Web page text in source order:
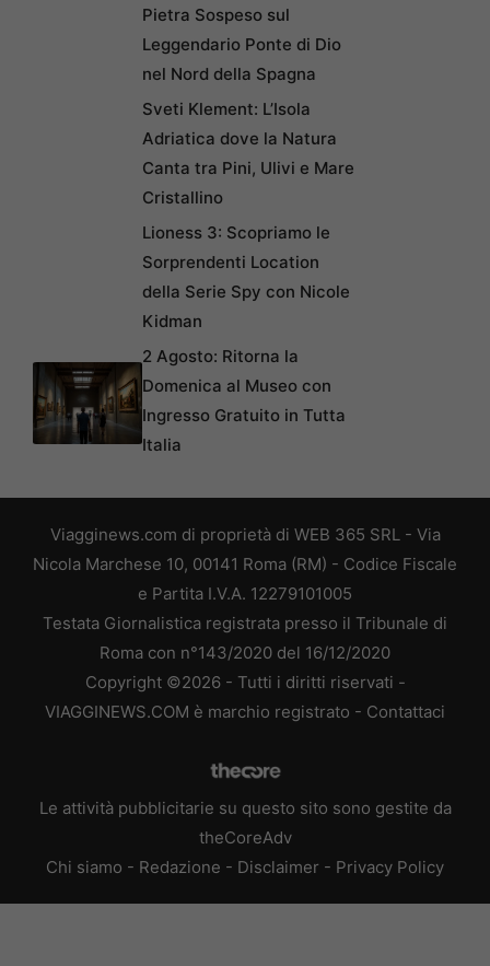
Pietra Sospeso sul
Leggendario Ponte di Dio
nel Nord della Spagna
Sveti Klement: L’Isola
Adriatica dove la Natura
Canta tra Pini, Ulivi e Mare
Cristallino
Lioness 3: Scopriamo le
Sorprendenti Location
della Serie Spy con Nicole
Kidman
2 Agosto: Ritorna la
Domenica al Museo con
Ingresso Gratuito in Tutta
Italia
Viagginews.com di proprietà di WEB 365 SRL - Via
Nicola Marchese 10, 00141 Roma (RM) - Codice Fiscale
e Partita I.V.A. 12279101005
Testata Giornalistica registrata presso il Tribunale di
Roma con n°143/2020 del 16/12/2020
Copyright ©2026 - Tutti i diritti riservati -
VIAGGINEWS.COM è marchio registrato - Contattaci
Le attività pubblicitarie su questo sito sono gestite da
theCoreAdv
Chi siamo - Redazione - Disclaimer - Privacy Policy